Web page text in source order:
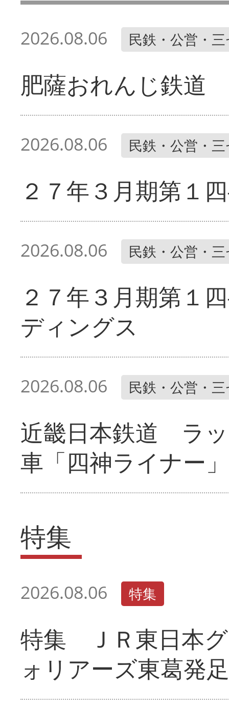
2026.08.06 民鉄・公営・
肥薩おれんじ鉄
2026.08.06 民鉄・公営・
２７年３月期第１
2026.08.06 民鉄・公営・
２７年３月期第１
ディングス
2026.08.06 民鉄・公営・
近畿日本鉄道 ラ
車「四神ライナー
特集
2026.08.06 特集
特集 ＪＲ東日本
ォリアーズ東葛発足